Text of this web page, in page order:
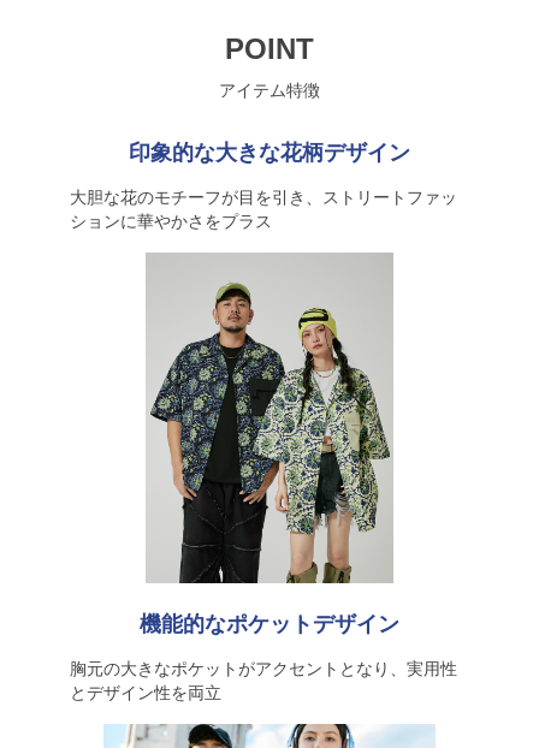
POINT
アイテム特徴
印象的な大きな花柄デザイン
大胆な花のモチーフが目を引き、ストリートファッ
ションに華やかさをプラス
機能的なポケットデザイン
胸元の大きなポケットがアクセントとなり、実用性
とデザイン性を両立